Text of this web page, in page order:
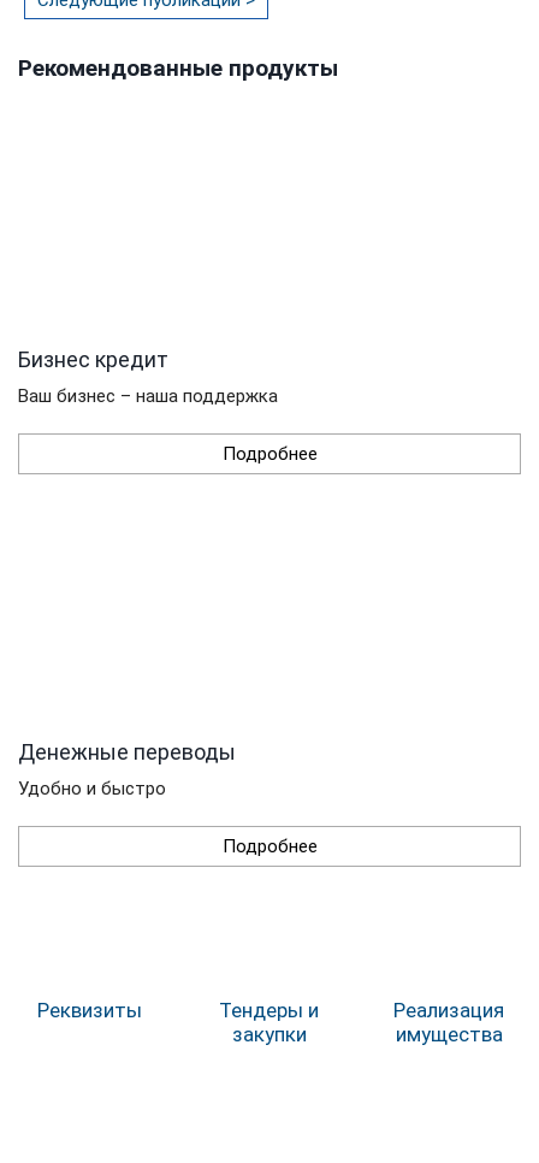
Рекомендованные продукты
Бизнес кредит
Ваш бизнес – наша поддержка
Подробнее
Денежные переводы
Удобно и быстро
Подробнее
Реквизиты
Тендеры и
закупки
Реализация
имущества